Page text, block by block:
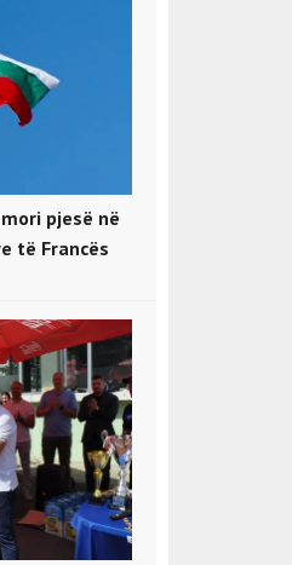
pjesë në
të Francës